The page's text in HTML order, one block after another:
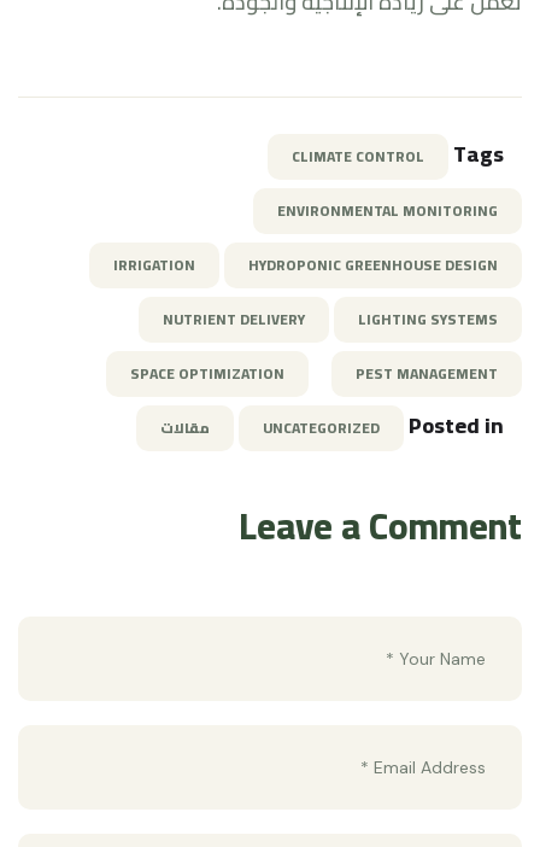
Tags
CLIMATE CONTROL
ENVIRONMENTAL MONITORING
HYDROPONIC GREENHOUSE DESIGN
IRRIGATION
LIGHTING SYSTEMS
NUTRIENT DELIVERY
PEST MANAGEMENT
SPACE OPTIMIZATION
Posted in
UNCATEGORIZED مقالات
Leave a Comment